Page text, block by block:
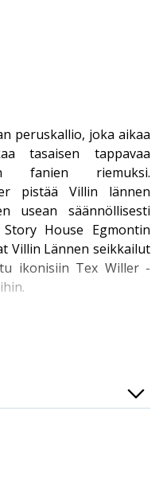
peruskallio, joka aikaa
tasaisen tappavaa
fanien riemuksi.
pistää Villin lännen
usean säännöllisesti
House Egmontin
Villin Lännen seikkailut
ikonisiin Tex Willer -
legenda
on 112
mutta vuosikertaan
Italiassa Tex -lehteä
joten Suomessa
Tex Magazine -